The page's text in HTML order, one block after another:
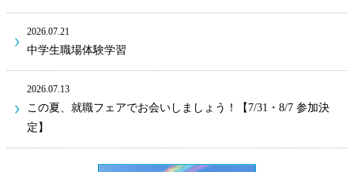
2026.07.21
中学生職場体験学習
2026.07.13
この夏、就職フェアでお会いしましょう！【7/31・8/7 参加決
定】